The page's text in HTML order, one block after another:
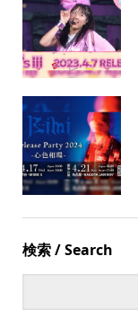
検索 / Search